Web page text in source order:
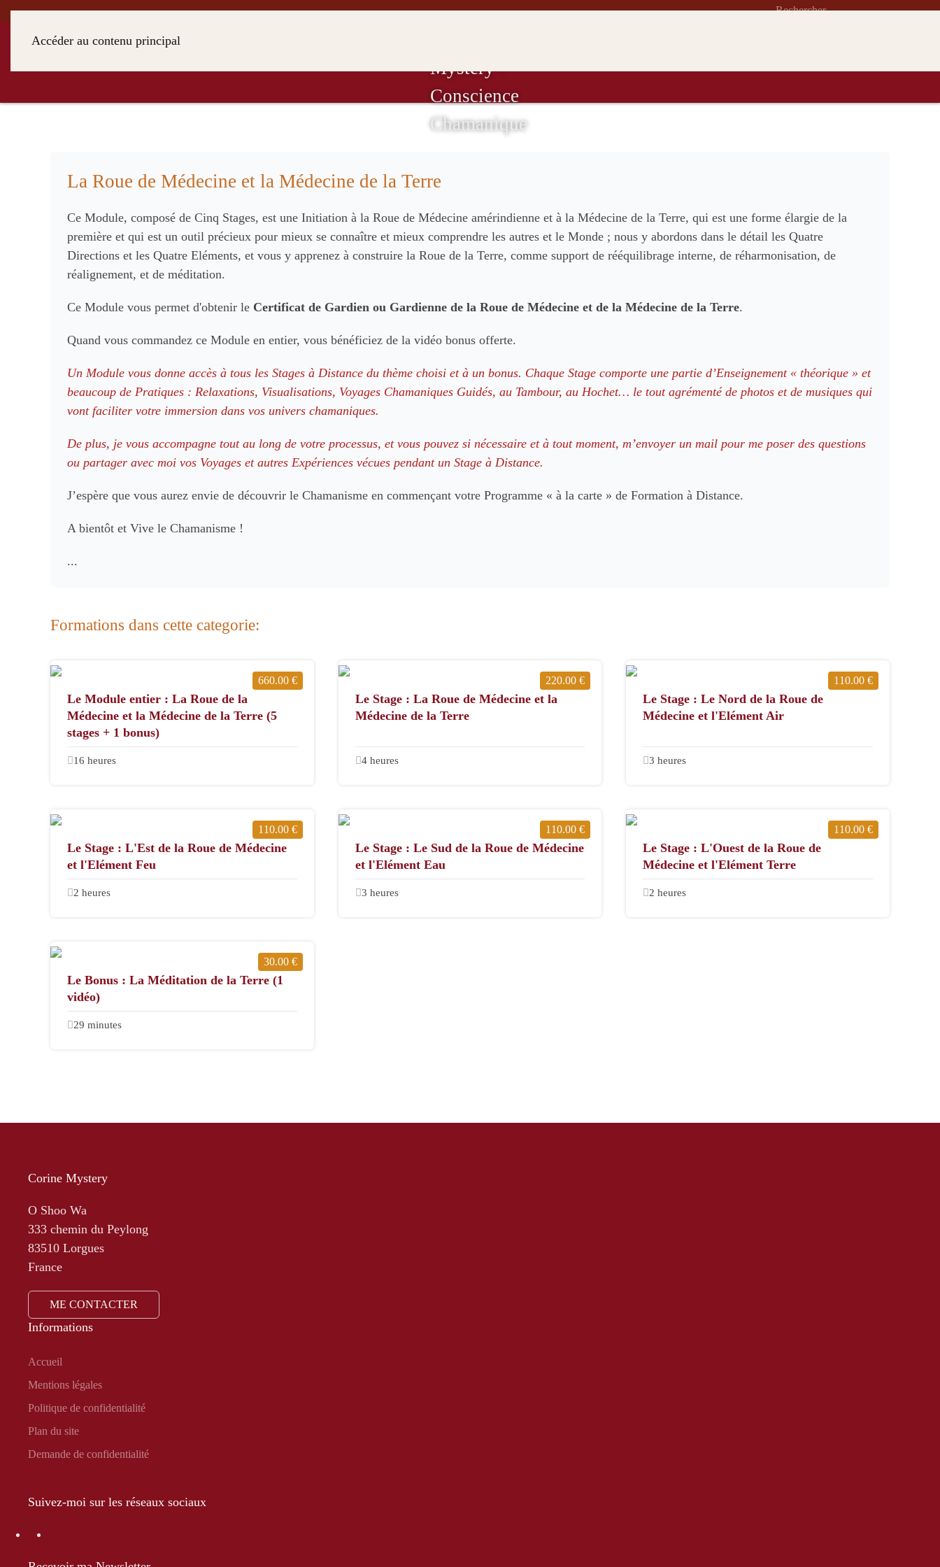
Accéder au contenu principal
La Roue de Médecine et la Médecine de la Terre
Ce Module, composé de Cinq Stages, est une Initiation à la Roue de Médecine amérindienne et à la Médecine de la Terre, qui est une forme élargie de la
première et qui est un outil précieux pour mieux se connaître et mieux comprendre les autres et le Monde ; nous y abordons dans le détail les Quatre
Directions et les Quatre Eléments, et vous y apprenez à construire la Roue de la Terre, comme support de rééquilibrage interne, de réharmonisation, de
réalignement, et de méditation.
Ce Module vous permet d'obtenir le Certificat de Gardien ou Gardienne de la Roue de Médecine et de la Médecine de la Terre.
Quand vous commandez ce Module en entier, vous bénéficiez de la vidéo bonus offerte.
Un Module vous donne accès à tous les Stages à Distance du thème choisi et à un bonus. Chaque Stage comporte une partie d’Enseignement « théorique » et
beaucoup de Pratiques : Relaxations, Visualisations, Voyages Chamaniques Guidés, au Tambour, au Hochet… le tout agrémenté de photos et de musiques qui
vont faciliter votre immersion dans vos univers chamaniques.
De plus, je vous accompagne tout au long de votre processus, et vous pouvez si nécessaire et à tout moment, m’envoyer un mail pour me poser des questions
ou partager avec moi vos Voyages et autres Expériences vécues pendant un Stage à Distance.
J’espère que vous aurez envie de découvrir le Chamanisme en commençant votre Programme « à la carte » de Formation à Distance.
A bientôt et Vive le Chamanisme !
...
Formations dans cette categorie:
Le Module entier : La Roue de la
Médecine et la Médecine de la Terre (5
stages + 1 bonus)
660.00 €
16 heures
Le Stage : La Roue de Médecine et la
Médecine de la Terre
220.00 €
4 heures
Le Stage : Le Nord de la Roue de
Médecine et l'Elément Air
110.00 €
3 heures
Le Stage : L'Est de la Roue de Médecine
et l'Elément Feu
110.00 €
2 heures
Le Stage : Le Sud de la Roue de Médecine
et l'Elément Eau
110.00 €
3 heures
Le Stage : L'Ouest de la Roue de
Médecine et l'Elément Terre
110.00 €
2 heures
Le Bonus : La Méditation de la Terre (1
vidéo)
30.00 €
29 minutes
Corine Mystery
O Shoo Wa
333 chemin du Peylong
83510 Lorgues
France
ME CONTACTER
Informations
Accueil
Mentions légales
Politique de confidentialité
Plan du site
Demande de confidentialité
Suivez-moi sur les réseaux sociaux